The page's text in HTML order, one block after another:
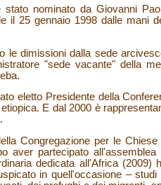
stato nominato da Giovanni
il 25 gennaio 1998 dalle
le dimissioni dalla sede
"sede vacante" della
eletto Presidente della
E dal 2000 è
Congregazione per le
aver partecipato
dedicata all'Africa
in quell'occasione –